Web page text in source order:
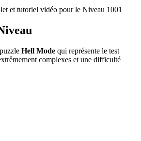
et tutoriel vidéo pour le Niveau 1001
Hell Mode qui représente le test
complexes et une difficulté